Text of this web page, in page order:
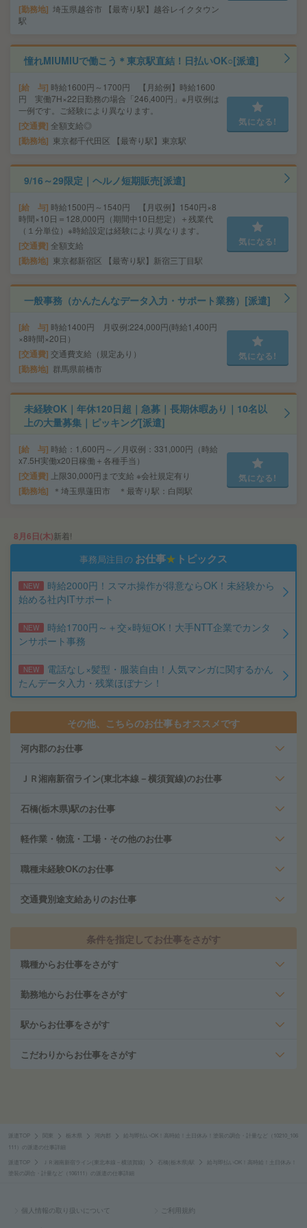
勤務地 埼玉県越谷市 【最寄り駅】越谷レイクタウン
駅
憧れMIUMIUで働こう＊東京駅直結！日払いOK○[派遣]
給 与 時給1600円～1700円 【月給例】時給1600
円 実働7H×22日勤務の場合「246,400円」※月収例は
一例です。ご経験により異なります。
交通費 全額支給◎
勤務地 東京都千代田区 【最寄り駅】東京駅
気になる!
9/16～29限定｜ヘルノ短期販売[派遣]
給 与 時給1500円～1540円 【月収例】1540円×8
時間×10日＝128,000円（期間中10日想定）＋残業代
（１分単位）※時給設定は経験により異なります。
交通費 全額支給
勤務地 東京都新宿区 【最寄り駅】新宿三丁目駅
気になる!
一般事務（かんたんなデータ入力・サポート業務）[派遣]
給 与 時給1400円 月収例:224,000円(時給1,400円
×8時間×20日）
交通費 交通費支給（規定あり）
勤務地 群馬県前橋市
気になる!
未経験OK｜年休120日超｜急募｜長期休暇あり｜10名以
上の大量募集｜ピッキング[派遣]
給 与 時給：1,600円～／月収例：331,000円（時給
x7.5H実働x20日稼働＋各種手当）
交通費 上限30,000円まで支給 ※会社規定有り
勤務地 ＊埼玉県蓮田市 ＊最寄り駅：白岡駅
気になる!
8月6日(木)新着!
事務局注目の お仕事★ トピックス
NEW
時給2000円！スマホ操作が得意ならOK！未経験から
始める社内ITサポート
NEW
時給1700円～＋交×時短OK！大手NTT企業でカンタ
ンサポート事務
NEW
電話なし×髪型・服装自由！人気マンガに関するかん
たんデータ入力・残業ほぼナシ！
その他、こちらのお仕事もオススメです
河内郡のお仕事
ＪＲ湘南新宿ライン(東北本線－横須賀線)のお仕事
石橋(栃木県)駅のお仕事
軽作業・物流・工場・その他のお仕事
職種未経験OKのお仕事
交通費別途支給ありのお仕事
条件を指定してお仕事をさがす
職種からお仕事をさがす
勤務地からお仕事をさがす
駅からお仕事をさがす
こだわりからお仕事をさがす
派遣TOP 栃木県 河内郡
給与即払いOK！高時給！土日休み！塗装の調合・計量など（10210_106
111）の派遣の仕事詳細
派遣TOP ＪＲ湘南新宿ライン(東北本線－横須賀線) 石橋(栃木県)駅
給与即払いOK！高時給！土日休み！
塗装の調合・計量など（106111）の派遣の仕事詳細
個人情報の取り扱いについて ご利用規約